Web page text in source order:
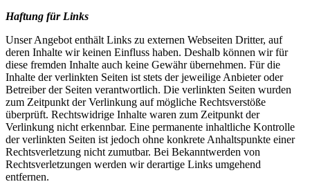
Haftung für Links
Unser Angebot enthält Links zu externen Webseiten Dritter, auf
deren Inhalte wir keinen Einfluss haben. Deshalb können wir für
diese fremden Inhalte auch keine Gewähr übernehmen. Für die
Inhalte der verlinkten Seiten ist stets der jeweilige Anbieter oder
Betreiber der Seiten verantwortlich. Die verlinkten Seiten wurden
zum Zeitpunkt der Verlinkung auf mögliche Rechtsverstöße
überprüft. Rechtswidrige Inhalte waren zum Zeitpunkt der
Verlinkung nicht erkennbar. Eine permanente inhaltliche Kontrolle
der verlinkten Seiten ist jedoch ohne konkrete Anhaltspunkte einer
Rechtsverletzung nicht zumutbar. Bei Bekanntwerden von
Rechtsverletzungen werden wir derartige Links umgehend
entfernen.